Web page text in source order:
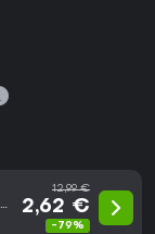
12,99 €
2,62 €
-79%